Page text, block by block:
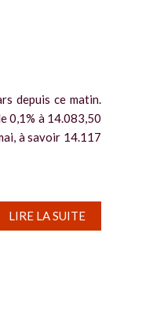
depuis ce matin.
0,1% à 14.083,50
à savoir 14.117
LIRE LA SUITE